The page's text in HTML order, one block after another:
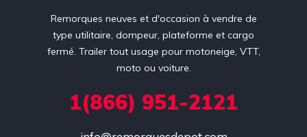
Remorques neuves et d'occasion à vendre de
type utilitaire, dompeur, plateforme et cargo
fermé. Trailer tout usage pour motoneige, VTT,
moto ou voiture.
1(866) 951-2121